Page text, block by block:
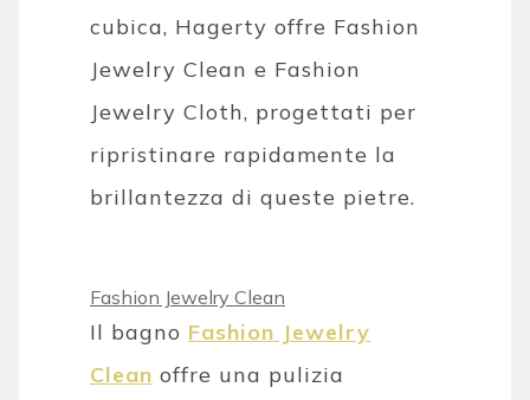
cubica, Hagerty offre Fashion
Jewelry Clean e Fashion
Jewelry Cloth, progettati per
ripristinare rapidamente la
brillantezza di queste pietre.
Fashion Jewelry Clean
Il bagno Fashion Jewelry
Clean offre una pulizia